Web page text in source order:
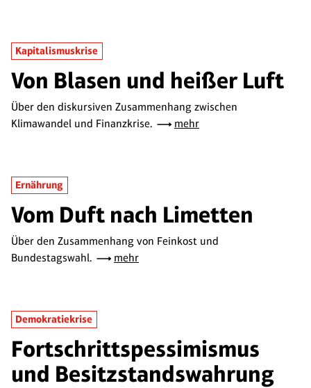
Kapitalismuskrise
Von Blasen und heißer Luft
Über den diskursiven Zusammenhang zwischen
Klimawandel und Finanzkrise.
mehr
Ernährung
Vom Duft nach Limetten
Über den Zusammenhang von Feinkost und
Bundestagswahl.
mehr
Demokratiekrise
Fortschrittspessimismus
und Besitzstandswahrung